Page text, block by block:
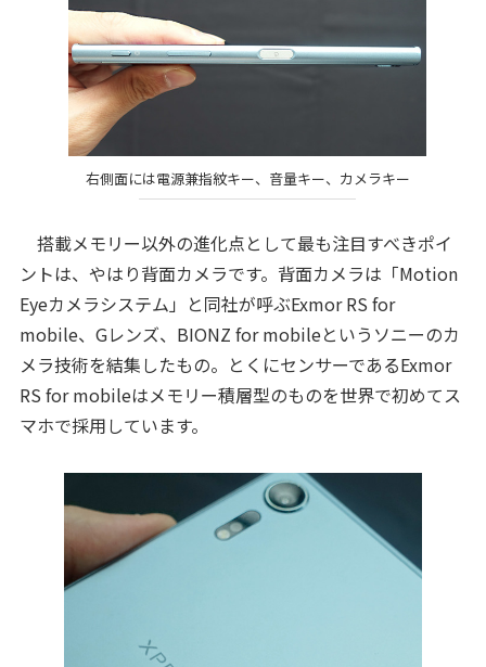
右側面には電源兼指紋キー、音量キー、カメラキー
搭載メモリー以外の進化点として最も注目すべきポイ
ントは、やはり背面カメラです。背面カメラは「Motion
Eyeカメラシステム」と同社が呼ぶExmor RS for
mobile、Gレンズ、BIONZ for mobileというソニーのカ
メラ技術を結集したもの。とくにセンサーであるExmor
RS for mobileはメモリー積層型のものを世界で初めてス
マホで採用しています。